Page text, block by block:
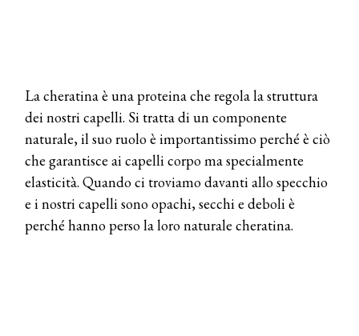
La cheratina è una proteina che regola la struttura
dei nostri capelli. Si tratta di un componente
naturale, il suo ruolo è importantissimo perché è ciò
che garantisce ai capelli corpo ma specialmente
elasticità. Quando ci troviamo davanti allo specchio
e i nostri capelli sono opachi, secchi e deboli è
perché hanno perso la loro naturale cheratina.